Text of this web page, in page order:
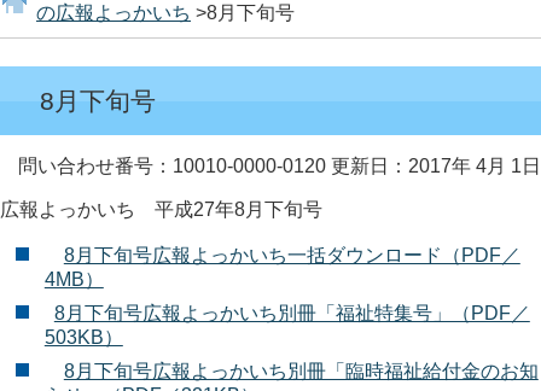
の広報よっかいち >8月下旬号
8月下旬号
問い合わせ番号：10010-0000-0120 更新日：2017年 4月 1日
広報よっかいち 平成27年8月下旬号
8月下旬号広報よっかいち一括ダウンロード（PDF／
4MB）
8月下旬号広報よっかいち別冊「福祉特集号」（PDF／
503KB）
8月下旬号広報よっかいち別冊「臨時福祉給付金のお知